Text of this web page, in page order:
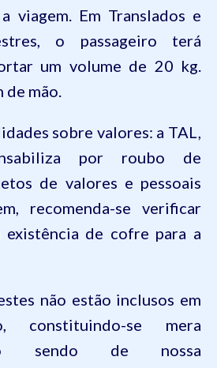
viagem. Em Translados e
o passageiro terá
um volume de 20 kg.
de mão.
sobre valores: a TAL,
por roubo de
de valores e pessoais
recomenda-se verificar
de cofre para a
não estão inclusos em
constituindo-se mera
sendo de nossa